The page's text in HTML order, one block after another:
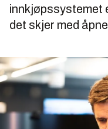
innkjøpssystemet
det skjer med